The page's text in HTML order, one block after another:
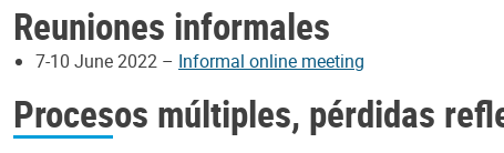
Reuniones informales
7-10 June 2022 – Informal online meeting
Procesos múltiples, pérdidas